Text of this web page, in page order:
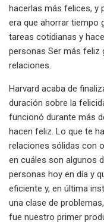
hacerlas más felices, y
era que ahorrar tiempo
tareas cotidianas y
personas Ser más feliz
relaciones.
Harvard acaba de
duración sobre la
funcionó durante más
hacen feliz. Lo que te
relaciones sólidas con
en cuáles son algunos
personas hoy en día y
eficiente y, en última
una clase de
fue nuestro primer